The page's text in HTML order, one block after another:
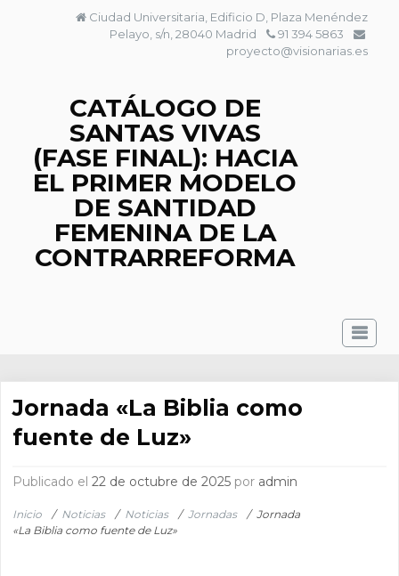
Ciudad Universitaria, Edificio D, Plaza Menéndez
Pelayo, s/n, 28040 Madrid
91 394 5863
proyecto@visionarias.es
CATÁLOGO DE
SANTAS VIVAS
(FASE FINAL): HACIA
EL PRIMER MODELO
DE SANTIDAD
FEMENINA DE LA
CONTRARREFORMA
Jornada «La Biblia como
fuente de Luz»
Publicado el22 de octubre de 2025 por admin
Inicio / Noticias / Noticias / Jornadas / Jornada
«La Biblia como fuente de Luz»